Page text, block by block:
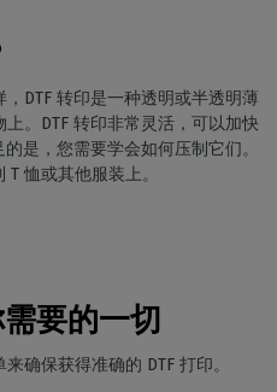
，DTF 转印是一种透明或半透明薄
。DTF 转印非常灵活，可以加快
是，您需要学会如何压制它们。
恤或其他服装上。
要的一切
确保获得准确的 DTF 打印。